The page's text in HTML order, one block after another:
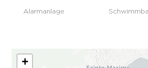
Alarmanlage
+